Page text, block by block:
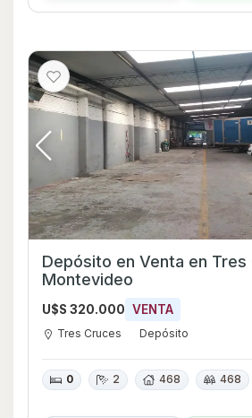
Depósito en Venta en Tres Cruces,
Montevideo
U$S 320.000 VENTA
Tres Cruces Depósito
0 2 468 468